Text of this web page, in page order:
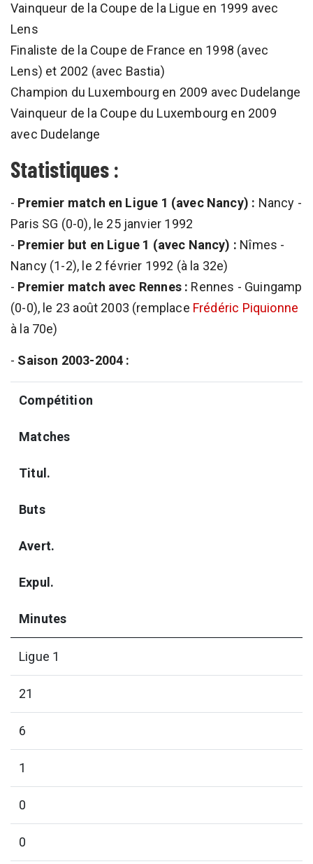
Vainqueur de la Coupe de la Ligue en 1999 avec
Lens
Finaliste de la Coupe de France en 1998 (avec
Lens) et 2002 (avec Bastia)
Champion du Luxembourg en 2009 avec Dudelange
Vainqueur de la Coupe du Luxembourg en 2009
avec Dudelange
Statistiques :
- Premier match en Ligue 1 (avec Nancy) : Nancy -
Paris SG (0-0), le 25 janvier 1992
- Premier but en Ligue 1 (avec Nancy) : Nîmes -
Nancy (1-2), le 2 février 1992 (à la 32e)
- Premier match avec Rennes : Rennes - Guingamp
(0-0), le 23 août 2003 (remplace Frédéric Piquionne
à la 70e)
- Saison 2003-2004 :
Compétition
Matches
Titul.
Buts
Avert.
Expul.
Minutes
Ligue 1
21
6
1
0
0